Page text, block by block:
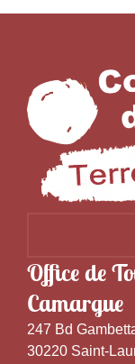
Office de
Camargue
247 Bd
30220 Saint-